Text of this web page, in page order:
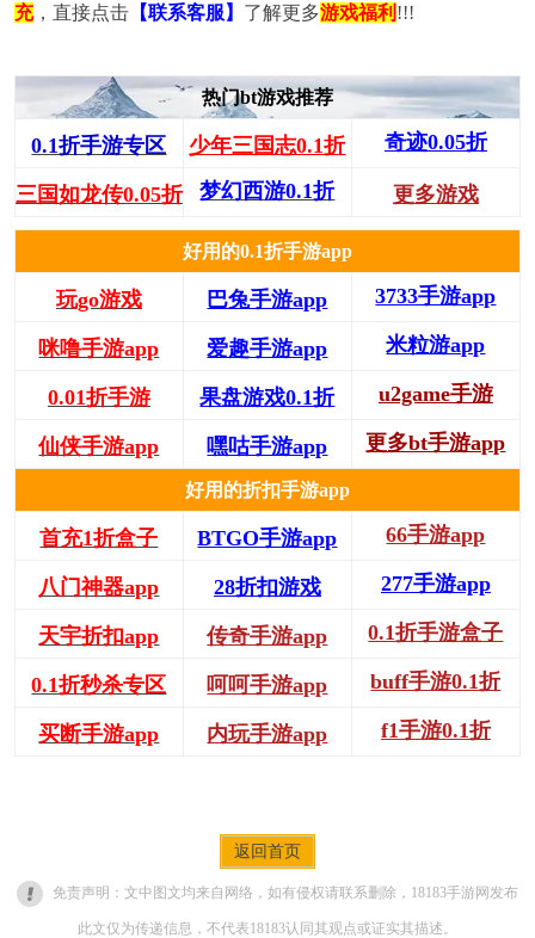
充，直接点击【联系客服】 了解更多游戏福利 !!!
热门bt游戏推荐
0.1折手游专区 少年三国志0.1折 奇迹0.05折
三国如龙传0.05折 梦幻西游0.1折 更多游戏
好用的0.1折手游app
玩go游戏 巴兔手游app 3733手游app
咪噜手游app 爱趣手游app 米粒游app
0.01折手游 果盘游戏0.1折 u2game手游
仙侠手游app 嘿咕手游app 更多bt手游app
好用的折扣手游app
首充1折盒子 BTGO手游app 66手游app
八门神器app 28折扣游戏 277手游app
天宇折扣app 传奇手游app 0.1折手游盒子
0.1折秒杀专区 呵呵手游app buff手游0.1折
买断手游app 内玩手游app f1手游0.1折
返回首页
免责声明：文中图文均来自网络，如有侵权请联系删除，18183手游网发布
此文仅为传递信息，不代表18183认同其观点或证实其描述。